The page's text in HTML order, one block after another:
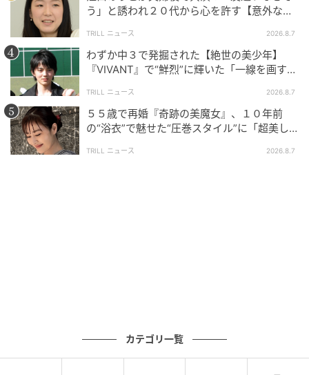
の記事をもっとみる
う」と誘われ２０代から心を許す【意外な親
TRILL ニュース 2026.8.7
わずか中３で発掘された【絶世の美少年】
『VIVANT』で“鮮烈”に輝いた「一線を画す」
TRILL ニュース 2026.8.7
５５歳で再婚『奇跡の美魔女』、１０年前
の“浴衣”で魅せた“圧巻スタイル”に「超美し
TRILL ニュース 2026.8.7
カテゴリ一覧